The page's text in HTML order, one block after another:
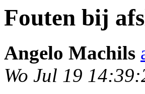
Fouten bij
Angelo Machils
Wo Jul 19